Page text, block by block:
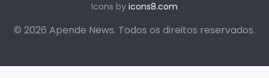
Icons by icons8.com
© 2026 Apende News. Todos os direitos reservados.